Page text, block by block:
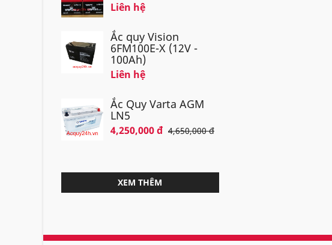
Liên hệ
Ắc quy Vision
6FM100E-X (12V -
100Ah)
Liên hệ
Ắc Quy Varta AGM
LN5
4,250,000 đ 4,650,000 đ
XEM THÊM